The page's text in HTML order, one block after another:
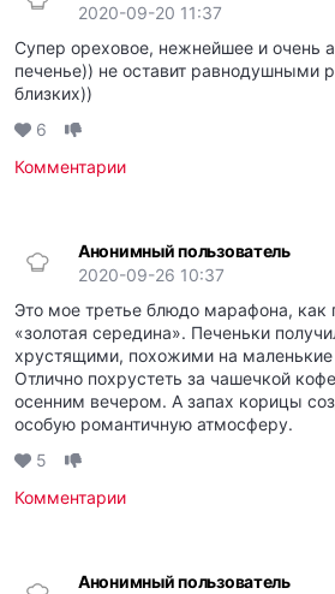
2020-09-20 11:37
Супер ореховое, нежнейшее и очень
печенье)) не оставит равнодушными
близких))
6
Комментарии
Анонимный пользователь
2020-09-26 10:37
Это мое третье блюдо марафона, как
«золотая середина». Печеньки
хрустящими, похожими на
Отлично похрустеть за чашечкой
осенним вечером. А запах корицы
особую романтичную атмосферу.
5
Комментарии
Анонимный пользователь